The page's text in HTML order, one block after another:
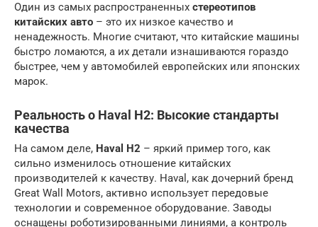
Один из самых распространенных стереотипов
китайских авто – это их низкое качество и
ненадежность. Многие считают, что китайские машины
быстро ломаются, а их детали изнашиваются гораздо
быстрее, чем у автомобилей европейских или японских
марок.
Реальность о Haval H2: Высокие стандарты
качества
На самом деле, Haval H2 – яркий пример того, как
сильно изменилось отношение китайских
производителей к качеству. Haval, как дочерний бренд
Great Wall Motors, активно использует передовые
технологии и современное оборудование. Заводы
оснащены роботизированными линиями, а контроль